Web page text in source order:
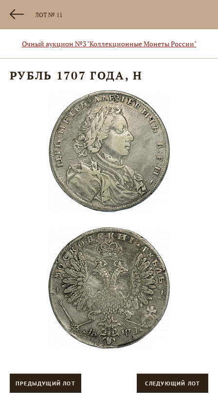
ЛОТ № 11
Очный аукцион №3 "Коллекционные Монеты России"
РУБЛЬ 1707 ГОДА, H
ПРЕДЫДУЩИЙ ЛОТ СЛЕДУЮЩИЙ ЛОТ